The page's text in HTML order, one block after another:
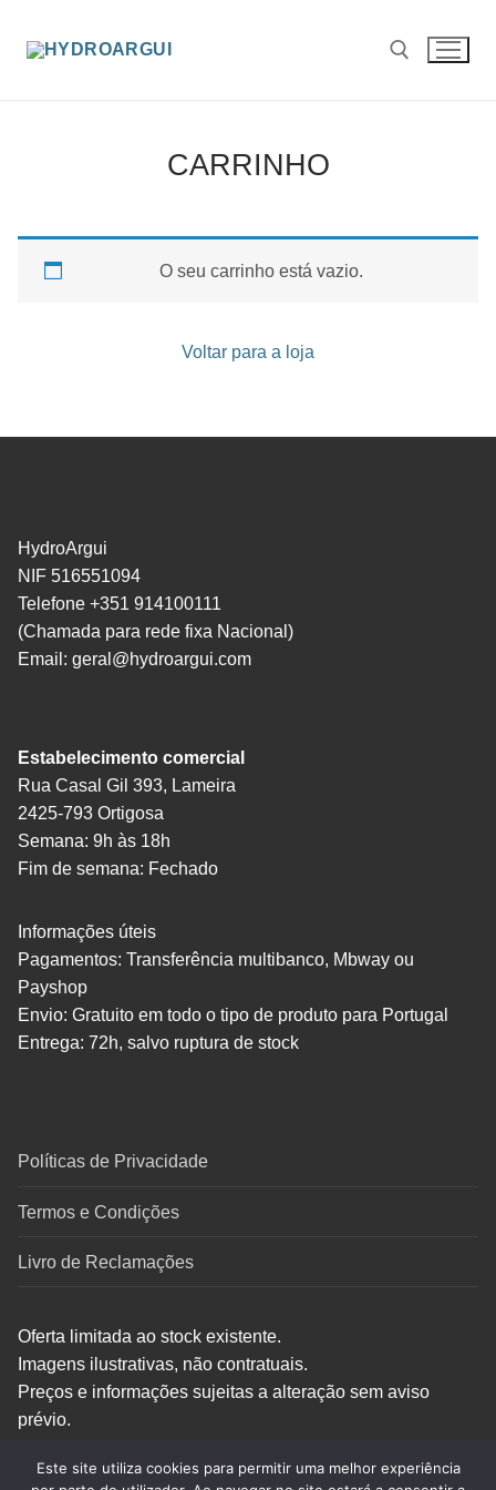
para
CARRINHO
O seu carrinho está vazio.
Voltar para a loja
HydroArgui
NIF 516551094
Telefone +351 914100111
(Chamada para rede fixa Nacional)
Email: geral@hydroargui.com
Estabelecimento comercial
Rua Casal Gil 393, Lameira
2425-793 Ortigosa
Semana: 9h às 18h
Fim de semana: Fechado
Informações úteis
Pagamentos: Transferência multibanco, Mbway ou
Payshop
Envio: Gratuito em todo o tipo de produto para Portugal
Entrega: 72h, salvo ruptura de stock
Políticas de Privacidade
Termos e Condições
Livro de Reclamações
Oferta limitada ao stock existente.
Imagens ilustrativas, não contratuais.
Preços e informações sujeitas a alteração sem aviso
prévio.
Este site utiliza cookies para permitir uma melhor experiência